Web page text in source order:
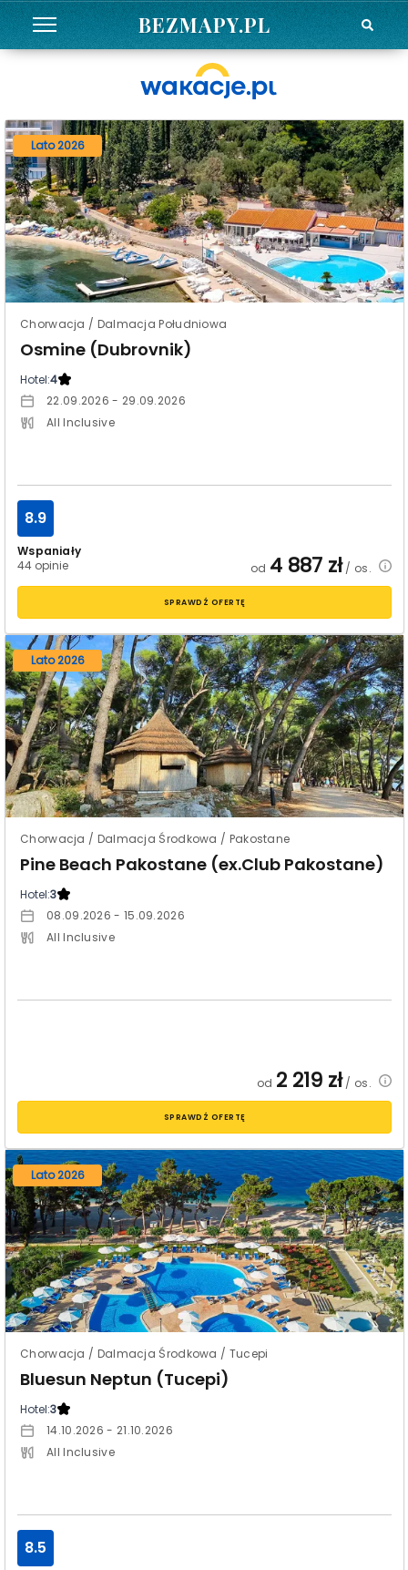
BEZMAPY.PL
Lato 2026
Chorwacja / Dalmacja Południowa
Osmine (Dubrovnik)
Hotel:4
22.09.2026 - 29.09.2026
All Inclusive
Wspaniały
44 opinie
8.9
od 4 887 zł/ os.
SPRAWDŹ OFERTĘ
Lato 2026
Chorwacja / Dalmacja Środkowa / Pakostane
Pine Beach Pakostane (ex.Club Pakostane)
Hotel:3
08.09.2026 - 15.09.2026
All Inclusive
od 2 219 zł/ os.
SPRAWDŹ OFERTĘ
Lato 2026
Chorwacja / Dalmacja Środkowa / Tucepi
Bluesun Neptun (Tucepi)
Hotel:3
14.10.2026 - 21.10.2026
All Inclusive
8.5